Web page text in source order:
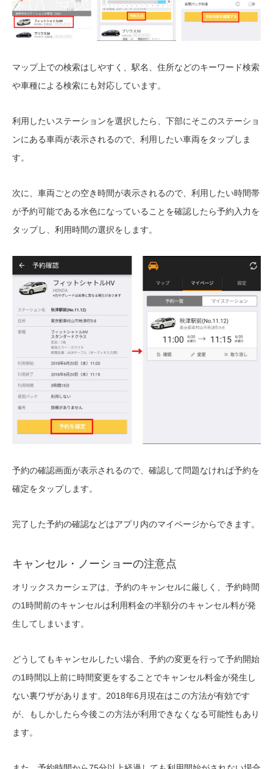
マップ上での検索はしやすく、駅名、住所などのキーワード検索
や車種による検索にも対応しています。
利用したいステーションを選択したら、下部にそこのステーショ
ンにある車両が表示されるので、利用したい車両をタップしま
す。
次に、車両ごとの空き時間が表示されるので、利用したい時間帯
が予約可能である水色になっていることを確認したら予約入力を
タップし、利用時間の選択をします。
予約の確認画面が表示されるので、確認して問題なければ予約を
確定をタップします。
完了した予約の確認などはアプリ内のマイページからできます。
キャンセル・ノーショーの注意点
オリックスカーシェアは、予約のキャンセルに厳しく、予約時間
の1時間前のキャンセルは利用料金の半額分のキャンセル料が発
生してしまいます。
どうしてもキャンセルしたい場合、予約の変更を行って予約開始
の1時間以上前に時間変更をすることでキャンセル料金が発生し
ない裏ワザがあります。2018年6月現在はこの方法が有効です
が、もしかしたら今後この方法が利用できなくなる可能性もあり
ます。